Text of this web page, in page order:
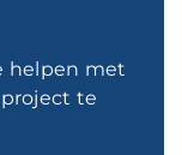
helpen met
te